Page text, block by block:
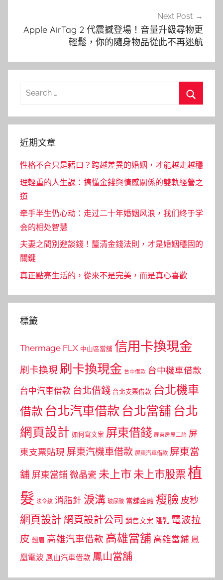
Next Post
Apple AirTag 2 代震撼登場！音量升級尋物更
輕鬆，你的隨身物品從此不再迷航
Search
近期文章
性格不合只是藉口？跨越差異的婚姻，才能越走越穩
理輕重的人生課：搞懂金錢與情感關係的雙軌經營之
道
牵手半生仍心动：走过二十年婚姻风浪，我们终于学
会的相处智慧
夫妻之間別避談錢！釐清金錢法則，才是婚姻穩固的
關鍵
真正點亮生活的，從來不是完美，而是真心喜歡
標籤
Thermage FLX 中山區當舖 信用卡換現金
刷卡換現 刷卡換現金 台中借款 台中機車借款
台中汽車借款 台北借錢 台北支票借款 台北機車
借款 台北汽車借款 台北當舖 台北
網頁設計 如何寫文案 屏東借錢 屏東房屋二胎 屏
東支票貼現 屏東汽機車借款 屏東汽車借款 屏東當
舖 屏東當鋪 微晶瓷 未上市 未上市股票植
髮 法令紋 消脂針 淚溝 玻尿酸 當舖金融 瘦臉 皮秒
網頁設計 網頁設計公司 銷售文案 隆乳 電波拉
皮 飄眉 高雄汽車借款 高雄當舖 高雄當鋪 鳳
凰電波 鳳山汽車借款 鳳山當舖